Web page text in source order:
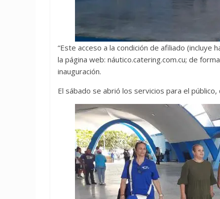
“Este acceso a la condición de afiliado
la página web: náutico.catering.com.cu; de
inauguración.
El sábado se abrió los servicios para el